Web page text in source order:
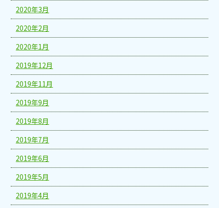
2020年3月
2020年2月
2020年1月
2019年12月
2019年11月
2019年9月
2019年8月
2019年7月
2019年6月
2019年5月
2019年4月